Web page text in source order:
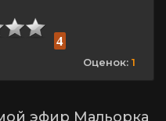
эфир Мальорка
4
Оценок: 1